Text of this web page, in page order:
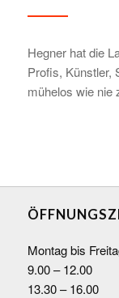
Hegner hat die
Profis, Künstler,
mühelos wie nie
Montag bis
9.00 – 12.00
13.30 – 16.00